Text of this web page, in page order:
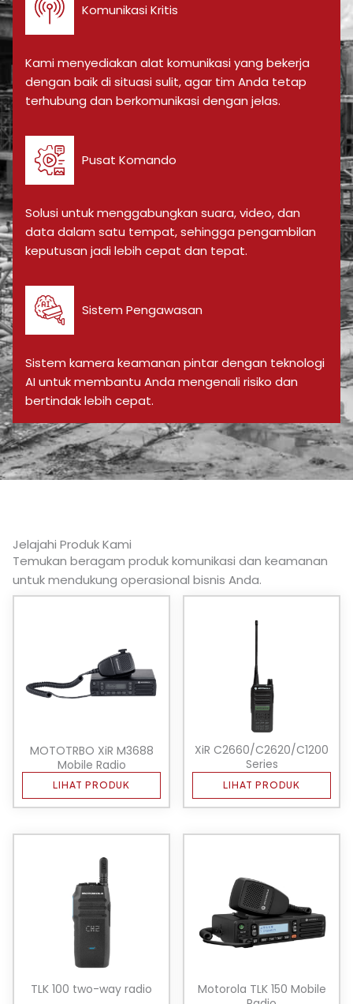
Komunikasi Kritis
Kami menyediakan alat komunikasi yang bekerja
dengan baik di situasi sulit, agar tim Anda tetap
terhubung dan berkomunikasi dengan jelas.
Pusat Komando
Solusi untuk menggabungkan suara, video, dan
data dalam satu tempat, sehingga pengambilan
keputusan jadi lebih cepat dan tepat.
Sistem Pengawasan
Sistem kamera keamanan pintar dengan teknologi
AI untuk membantu Anda mengenali risiko dan
bertindak lebih cepat.
Jelajahi Produk Kami
Temukan beragam produk komunikasi dan keamanan
untuk mendukung operasional bisnis Anda.
MOTOTRBO XiR M3688
Mobile Radio
LIHAT PRODUK
XiR C2660/C2620/C1200
Series
LIHAT PRODUK
TLK 100 two-way radio
Motorola TLK 150 Mobile